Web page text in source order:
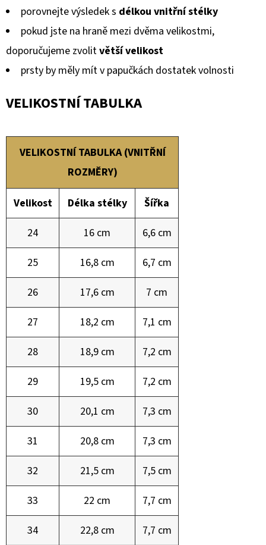
porovnejte výsledek s délkou vnitřní stélky
pokud jste na hraně mezi dvěma velikostmi,
doporučujeme zvolitvětší velikost
prsty by měly mít v papučkách dostatek volnosti
VELIKOSTNÍ TABULKA
VELIKOSTNÍ TABULKA (VNITŘNÍ
ROZMĚRY)
Velikost Délka stélky
Šířka
24
16 cm
6,6 cm
25
16,8 cm
6,7 cm
26
17,6 cm
7 cm
27
18,2 cm
7,1 cm
28
18,9 cm
7,2 cm
29
19,5 cm
7,2 cm
30
20,1 cm
7,3 cm
31
20,8 cm
7,3 cm
32
21,5 cm
7,5 cm
33
22 cm
7,7 cm
34
22,8 cm
7,7 cm